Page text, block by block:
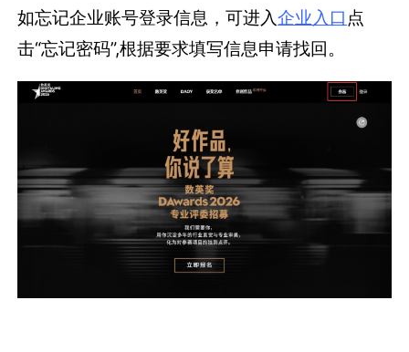
如忘记企业账号登录信息，可进入企业入口 点
击“忘记密码”,根据要求填写信息申请找回。